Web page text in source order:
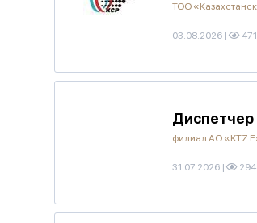
ТОО
03.08.2026 | 471
филиал АО «KTZ
31.07.2026 | 294